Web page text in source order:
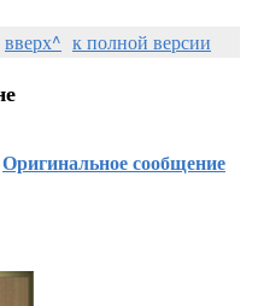
вверх^ к полной версии
Оригинальное сообщение